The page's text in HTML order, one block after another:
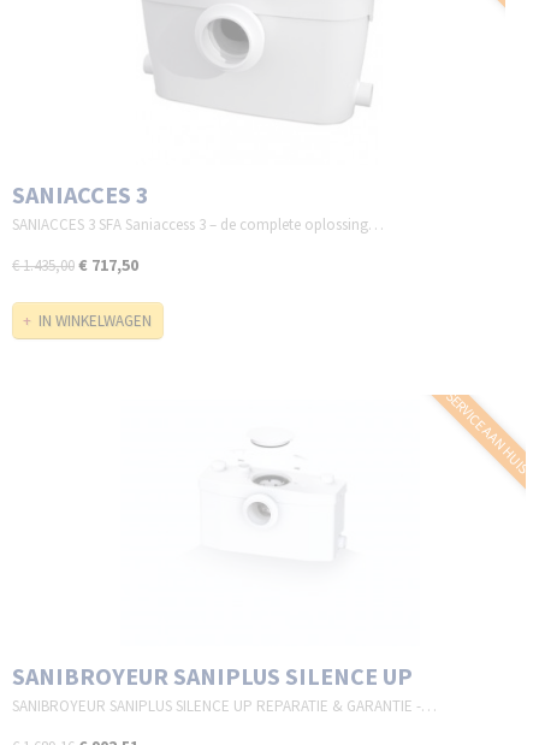
SANIACCES 3
SANIACCES 3 SFA Saniaccess 3 – de complete oplossing…
€ 1.435,00€ 717,50
IN WINKELWAGEN
SERVICE AAN HUIS
SANIBROYEUR SANIPLUS SILENCE UP
SANIBROYEUR SANIPLUS SILENCE UP REPARATIE & GARANTIE -…